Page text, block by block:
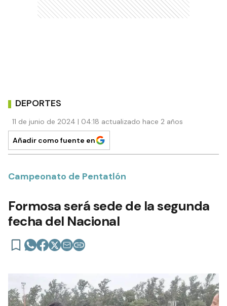
DEPORTES
11 de junio de 2024 | 04:18 actualizado hace 2 años
Añadir como fuente en
Campeonato de Pentatlón
Formosa será sede de la segunda
fecha del Nacional